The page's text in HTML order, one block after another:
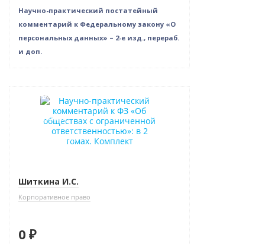
Научно-практический постатейный
комментарий к Федеральному закону «О
персональных данных» – 2-е изд., перераб.
и доп.
Новинка
Бестселлер
Нет в наличии
Шиткина И.С.
Корпоративное право
0 ₽